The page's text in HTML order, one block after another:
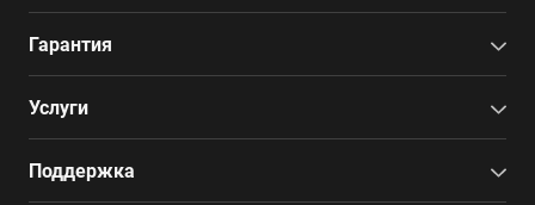
Гарантия
Услуги
Поддержка